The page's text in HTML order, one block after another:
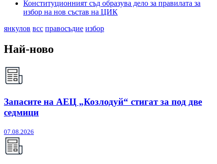
Конституционният съд образува дело за правилата за
избор на нов състав на ЦИК
янкулов всс правосъдие избор
Най-ново
Запасите на АЕЦ „Козлодуй“ стигат за под две
седмици
07.08.2026